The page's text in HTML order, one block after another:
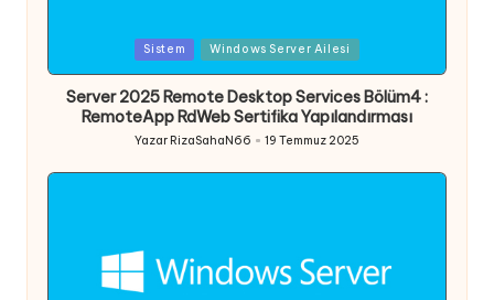
in
Sistem Windows Server Ailesi
Server 2025 Remote Desktop Services Bölüm4 :
RemoteApp RdWeb Sertifika Yapılandırması
Posted
Yazar RizaSahaN66 19 Temmuz 2025